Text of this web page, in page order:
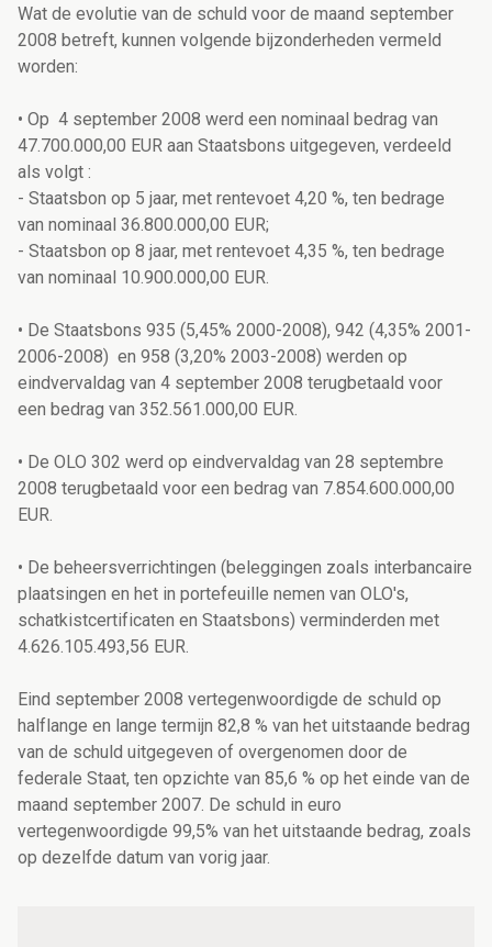
Wat de evolutie van de schuld voor de maand september
2008 betreft, kunnen volgende bijzonderheden vermeld
worden:
• Op 4 september 2008 werd een nominaal bedrag van
47.700.000,00 EUR aan Staatsbons uitgegeven, verdeeld
als volgt :
- Staatsbon op 5 jaar, met rentevoet 4,20 %, ten bedrage
van nominaal 36.800.000,00 EUR;
- Staatsbon op 8 jaar, met rentevoet 4,35 %, ten bedrage
van nominaal 10.900.000,00 EUR.
• De Staatsbons 935 (5,45% 2000-2008), 942 (4,35% 2001-
2006-2008) en 958 (3,20% 2003-2008) werden op
eindvervaldag van 4 september 2008 terugbetaald voor
een bedrag van 352.561.000,00 EUR.
• De OLO 302 werd op eindvervaldag van 28 septembre
2008 terugbetaald voor een bedrag van 7.854.600.000,00
EUR.
• De beheersverrichtingen (beleggingen zoals interbancaire
plaatsingen en het in portefeuille nemen van OLO's,
schatkistcertificaten en Staatsbons) verminderden met
4.626.105.493,56 EUR.
Eind september 2008 vertegenwoordigde de schuld op
halflange en lange termijn 82,8 % van het uitstaande bedrag
van de schuld uitgegeven of overgenomen door de
federale Staat, ten opzichte van 85,6 % op het einde van de
maand september 2007. De schuld in euro
vertegenwoordigde 99,5% van het uitstaande bedrag, zoals
op dezelfde datum van vorig jaar.